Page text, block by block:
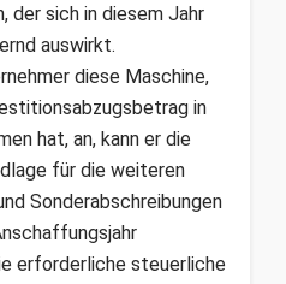
der sich in diesem Jahr
auswirkt.
diese Maschine,
in
hat, an, kann er die
für die weiteren
Sonderabschreibungen
erforderliche steuerliche